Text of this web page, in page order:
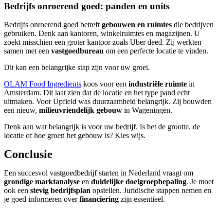
Bedrijfs onroerend goed: panden en units
Bedrijfs onroerend goed betreft gebouwen en ruimtes die bedrijven
gebruiken. Denk aan kantoren, winkelruimtes en magazijnen. U
zoekt misschien een groter kantoor zoals Uber deed. Zij werkten
samen met een vastgoedbureau om een perfecte locatie te vinden.
Dit kan een belangrijke stap zijn voor uw groei.
OLAM Food Ingredients koos voor een industriële ruimte in
Amsterdam. Dit laat zien dat de locatie en het type pand echt
uitmaken. Voor Upfield was duurzaamheid belangrijk. Zij bouwden
een nieuw, milieuvriendelijk gebouw in Wageningen.
Denk aan wat belangrijk is voor uw bedrijf. Is het de grootte, de
locatie of hoe groen het gebouw is? Kies wijs.
Conclusie
Een succesvol vastgoedbedrijf starten in Nederland vraagt om
grondige marktanalyse en duidelijke doelgroepbepaling. Je moet
ook een stevig bedrijfsplan opstellen. Juridische stappen nemen en
je goed informeren overfinanciering zijn essentieel.